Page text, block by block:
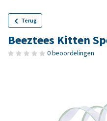
Terug
Beeztees Kitten
0 beoordelingen